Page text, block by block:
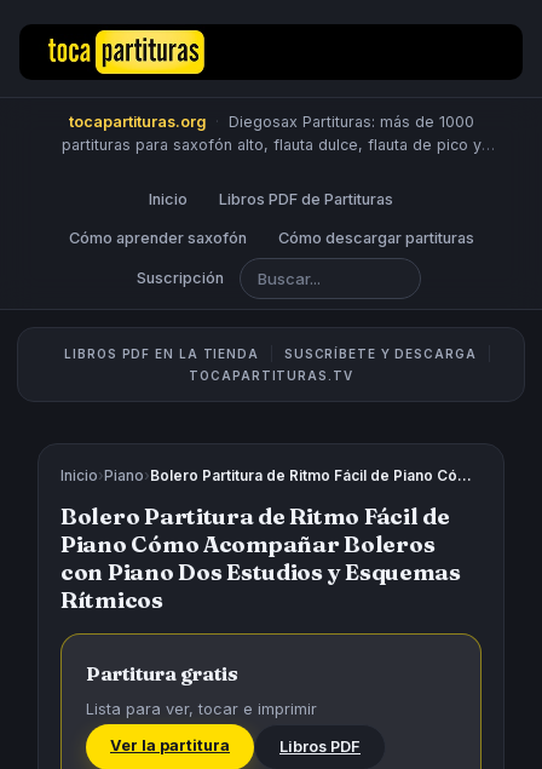
tocapartituras.org ·
Diegosax Partituras: más de 1000
partituras para saxofón alto, flauta dulce, flauta de pico y
chelo, fagot, bombardino, fliscorno, corno, trompa, barítono,
Scores. PUBLICA PARTITURAS
Inicio Libros PDF de Partituras
Cómo aprender saxofón Cómo descargar partituras
Suscripción
LIBROS PDF EN LA TIENDA
SUSCRÍBETE Y DESCARGA
TOCAPARTITURAS.TV
Inicio›Piano› Bolero Partitura de Ritmo Fácil de Piano Cómo Acompañar Boleros con Piano Dos Estudios y Esquemas Rítmicos
Bolero Partitura de Ritmo Fácil de
Piano Cómo Acompañar Boleros
con Piano Dos Estudios y Esquemas
Rítmicos
Partitura gratis
Lista para ver, tocar e imprimir
Ver la partitura
Libros PDF